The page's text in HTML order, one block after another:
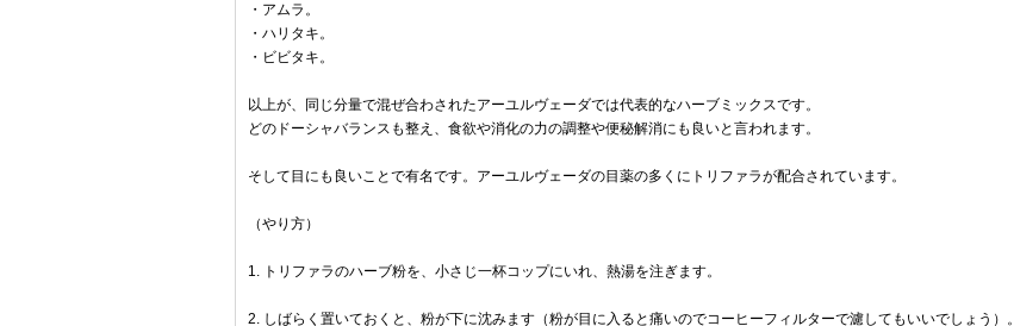
・アムラ。
・ハリタキ。
・ビビタキ。
以上が、同じ分量で混ぜ合わされたアーユルヴェーダでは代表的なハーブミックスです。
どのドーシャバランスも整え、食欲や消化の力の調整や便秘解消にも良いと言われます。
そして目にも良いことで有名です。アーユルヴェーダの目薬の多くにトリファラが配合されています。
（やり方）
1. トリファラのハーブ粉を、小さじ一杯コップにいれ、熱湯を注ぎます。
2. しばらく置いておくと、粉が下に沈みます（粉が目に入ると痛いのでコーヒーフィルターで濾してもいいでしょう）。